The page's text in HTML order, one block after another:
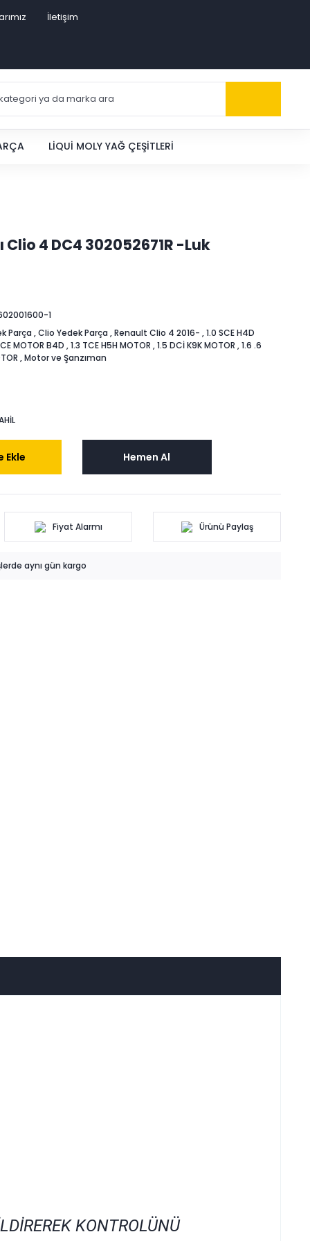
İletişim
LIQUI MOLY YAĞ ÇEŞITLERI
4 DC4 302052671R -Luk
1
Parça ,Clio Yedek Parça ,Renault Clio 4 2016- ,1.0 SCE H4D
MOTOR B4D ,1.3 TCE H5H MOTOR ,1.5 DCİ K9K MOTOR ,1.6 .6
,Motor ve Şanzıman
Ekle Hemen Al
Fiyat Alarmı Ürünü Paylaş
aynı gün kargo
KONTROLÜNÜ